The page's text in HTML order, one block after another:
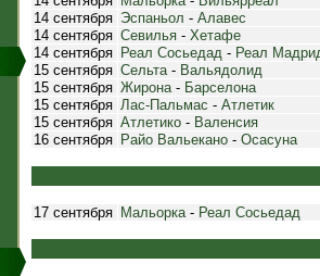
14 сентября Эспаньол - Алавес
14 сентября Севилья - Хетафе
14 сентября Реал Сосьедад - Реал
15 сентября Сельта- Вальядолид
15 сентября Жирона- Барселона
15 сентября Лас-Пальмас - Атлетик
15 сентября Атлетико - Валенсия
16 сентября Райо Вальекано - Осасуна
17 сентября Мальорка- Реал Сосьедад